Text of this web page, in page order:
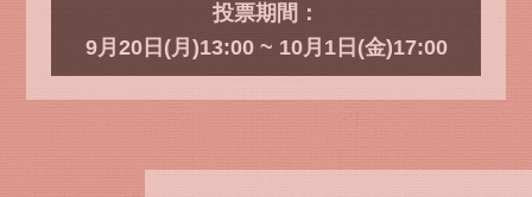
投票期間：
9月20日(月)13:00 ~ 10月1日(金)17:00